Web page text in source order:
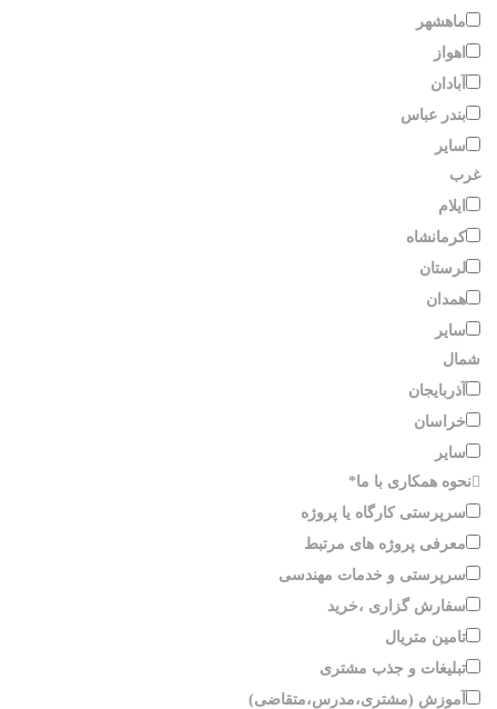
ماهشهر
اهواز
آبادان
بندر عباس
سایر
غرب
ایلام
کرمانشاه
لرستان
همدان
سایر
شمال
آذربایجان
خراسان
سایر
نحوه همکاری با ما*
سرپرستی کارگاه یا پروژه
معرفی پروژه های مرتبط
سرپرستی و خدمات مهندسی
سفارش گزاری ،خرید
تامین متریال
تبلیغات و جذب مشتری
آموزش (مشتری،مدرس،متقاضی)